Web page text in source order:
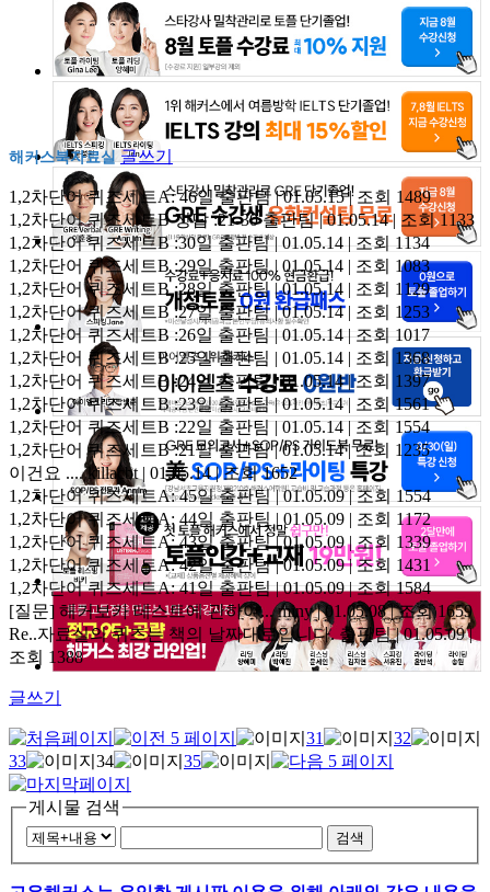
해커스북자료실 글쓰기
1,2차단어 퀴즈세트A: 46일출판팀 | 01.05.15 | 조회 1489
1,2차단어 퀴즈세트B 정답 :21-30출판팀 | 01.05.14 | 조회 1133
1,2차단어 퀴즈세트B :30일출판팀 | 01.05.14 | 조회 1134
1,2차단어 퀴즈세트B :29일출판팀 | 01.05.14 | 조회 1083
1,2차단어 퀴즈세트B :28일출판팀 | 01.05.14 | 조회 1129
1,2차단어 퀴즈세트B :27일출판팀 | 01.05.14 | 조회 1253
1,2차단어 퀴즈세트B :26일출판팀 | 01.05.14 | 조회 1017
1,2차단어 퀴즈세트B :25일출판팀 | 01.05.14 | 조회 1368
1,2차단어 퀴즈세트B :24일출판팀 | 01.05.14 | 조회 1397
1,2차단어 퀴즈세트B :23일출판팀 | 01.05.14 | 조회 1561
1,2차단어 퀴즈세트B :22일출판팀 | 01.05.14 | 조회 1554
1,2차단어 퀴즈세트B :21일출판팀 | 01.05.14 | 조회 1235
이건요 ....killacbt | 01.05.14 | 조회 1652
1,2차단어 퀴즈세트A: 45일출판팀 | 01.05.09 | 조회 1554
1,2차단어 퀴즈세트A: 44일 출판팀 | 01.05.09 | 조회 1172
1,2차단어 퀴즈세트A: 43일출판팀 | 01.05.09 | 조회 1339
1,2차단어 퀴즈세트A: 42일출판팀 | 01.05.09 | 조회 1431
1,2차단어 퀴즈세트A: 41일출판팀 | 01.05.09 | 조회 1584
[질문] 해커보카 테스트에 관하여...miny | 01.05.08 | 조회 1659
Re..자료실의 퀴즈는 책의 날짜대로입니다. 출판팀 | 01.05.09 |
조회 1388
글쓰기
31
32
33
34 35
게시물 검색
검색